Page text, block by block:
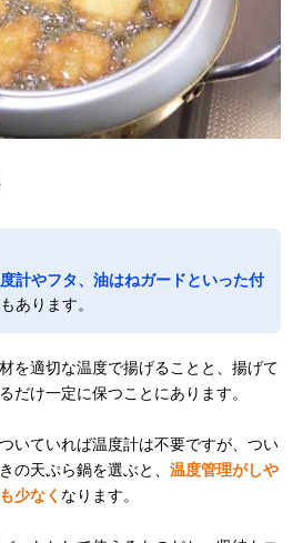
計やフタ、油はねガードといった付
あります。
を適切な温度で揚げることと、揚げて
だけ一定に保つことにあります。
いていれば温度計は不要ですが、つい
の天ぷら鍋を選ぶと、 温度管理がしや
少なく なります。